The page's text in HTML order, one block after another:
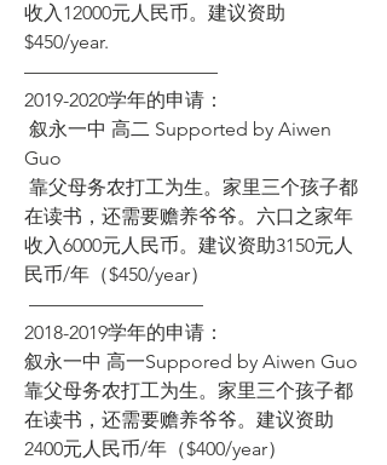
收入12000元人民币。建议资助
$450/year.
——————————
2019-2020学年的申请：
Guo
在读书，还需要赡养爷爷。六口之家年
收入6000元人民币。建议资助3150元人
民币/年（$450/year）
—————————
2018-2019学年的申请：
叙永一中 高一Suppored by Aiwen Guo
靠父母务农打工为生。家里三个孩子都
在读书，还需要赡养爷爷。建议资助
2400元人民币/年（$400/year）